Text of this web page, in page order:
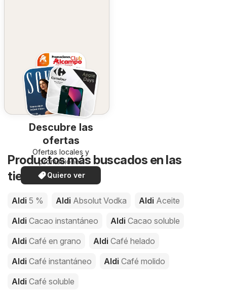
Descubre las
ofertas
Ofertas locales y
promociones
especiales.
Quiero ver
Productos más buscados en las
tiendas de Aldi
Aldi 5 % Aldi Absolut Vodka Aldi Aceite
Aldi Cacao instantáneo Aldi Cacao soluble
Aldi Café en grano Aldi Café helado
Aldi Café instantáneo Aldi Café molido
Aldi Café soluble